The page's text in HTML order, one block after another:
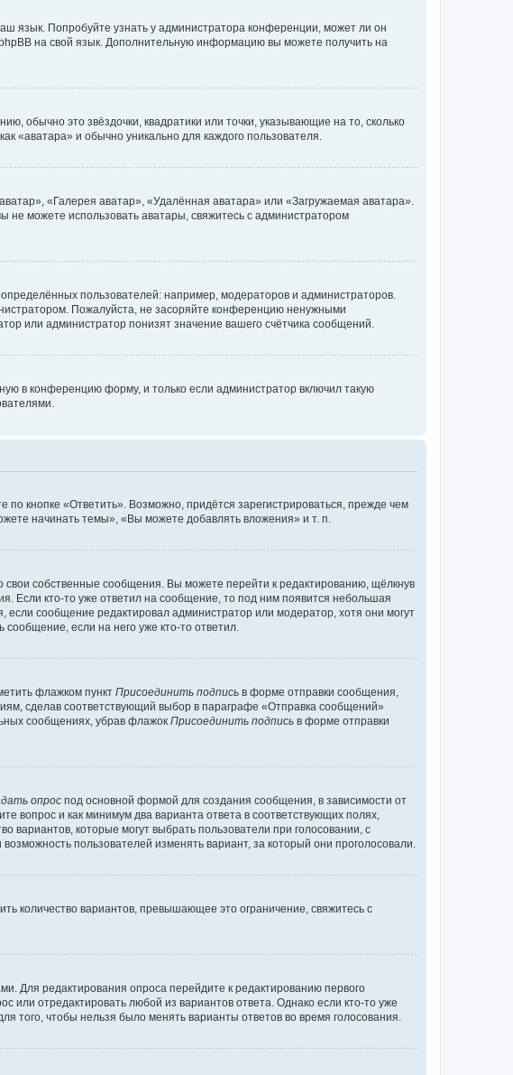
язык. Попробуйте узнать у администратора конференции, может ли он
на свой язык. Дополнительную информацию вы можете получить на
обычно это звёздочки, квадратики или точки, указывающие на то, сколько
«аватара» и обычно уникально для каждого пользователя.
«Галерея аватар», «Удалённая аватара» или «Загружаемая аватара».
не можете использовать аватары, свяжитесь с администратором
пользователей: например, модераторов и администраторов.
Пожалуйста, не засоряйте конференцию ненужными
или администратор понизят значение вашего счётчика сообщений.
в конференцию форму, и только если администратор включил такую
кнопке «Ответить». Возможно, придётся зарегистрироваться, прежде чем
начинать темы», «Вы можете добавлять вложения» и т. п.
собственные сообщения. Вы можете перейти к редактированию, щёлкнув
Если кто-то уже ответил на сообщение, то под ним появится небольшая
если сообщение редактировал администратор или модератор, хотя они могут
если на него уже кто-то ответил.
флажком пункт Присоединить подпись в форме отправки сообщения,
сделав соответствующий выбор в параграфе «Отправка сообщений»
сообщениях, убрав флажок Присоединить подпись в форме отправки
опрос под основной формой для создания сообщения, в зависимости от
вопрос и как минимум два варианта ответа в соответствующих полях,
вариантов, которые могут выбрать пользователи при голосовании, с
пользователей изменять вариант, за который они проголосовали.
количество вариантов, превышающее это ограничение, свяжитесь с
Для редактирования опроса перейдите к редактированию первого
или отредактировать любой из вариантов ответа. Однако если кто-то уже
того, чтобы нельзя было менять варианты ответов во время голосования.